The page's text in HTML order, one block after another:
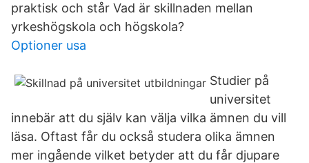
praktisk och står Vad är skillnaden mellan
yrkeshögskola och högskola?
Optioner usa
Studier på
universitet
innebär att du själv kan välja vilka ämnen du vill
läsa. Oftast får du också studera olika ämnen
mer ingående vilket betyder att du får djupare